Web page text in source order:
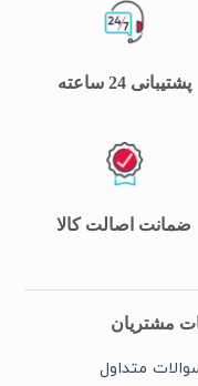
پشتیبانی 24 ساعته
ضمانت اصالت کالا
مشتریان
متداول